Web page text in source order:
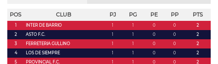
POS CLUB PJ PG PE PP PTS
1 INTER DE BARRIO 1 1 0 0
2
2
ASTO F.C. 1 1 0 0
2
3
FERRETERIA GULLINO 1 1 0 0
2
4
LOS DE SIEMPRE 1 1 0 0
2
5
PROVINCIAL F.C. 1 1 0 0 2